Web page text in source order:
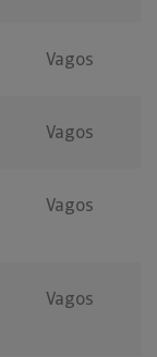
Vagos
Vagos
Vagos
Vagos